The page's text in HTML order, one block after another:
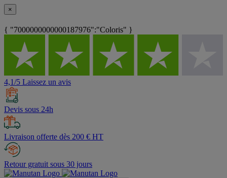
×
{ "7000000000000187976":"Coloris" }
4,1/5 Laissez un avis
Devis sous 24h
Livraison offerte dès 200 € HT
Retour gratuit sous 30 jours